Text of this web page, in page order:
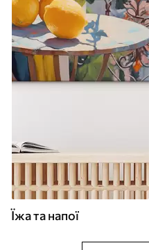
Їжа та напої